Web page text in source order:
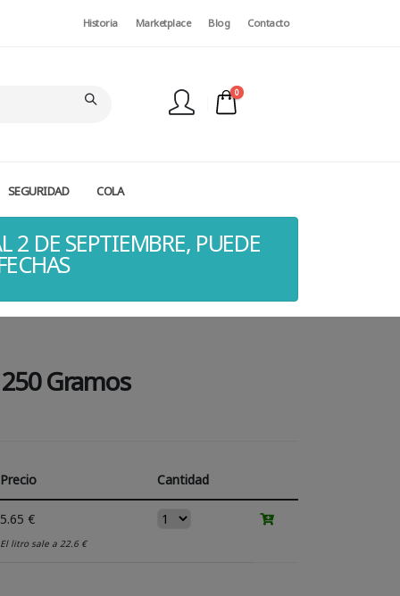
Historia Marketplace Blog Contacto
0
SEGURIDAD COLA
2 DE SEPTIEMBRE, PUEDE
Gramos
Precio Cantidad
5.65 €
El litro sale a 22.6 €